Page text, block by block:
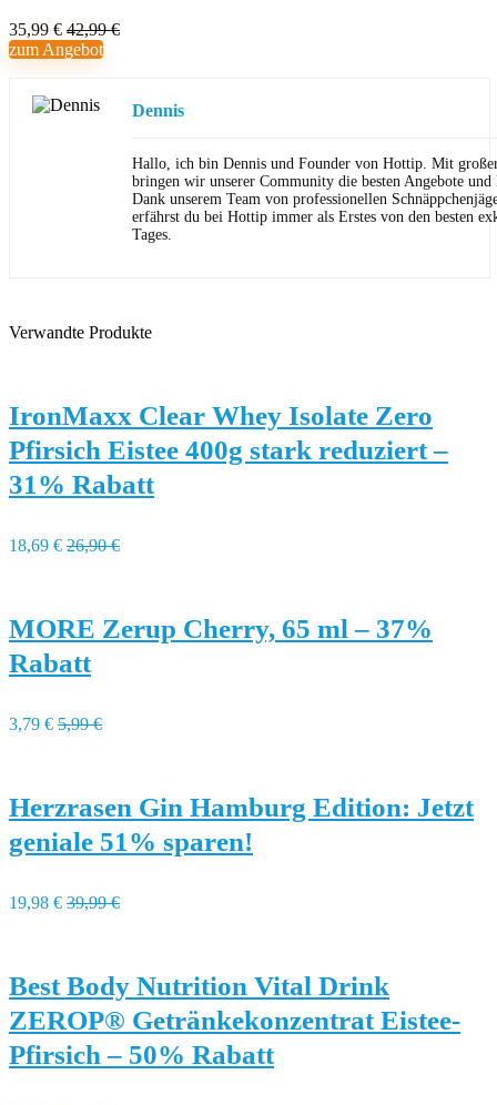
35,99 € 42,99 €
zum Angebot
Dennis
Hallo, ich bin Dennis und Founder von Hottip. Mit
bringen wir unserer Community die besten Angebote und
Dank unserem Team von professionellen
erfährst du bei Hottip immer als Erstes von den besten
Tages.
Verwandte Produkte
IronMaxx Clear Whey Isolate Zero
Pfirsich Eistee 400g stark reduziert –
31% Rabatt
18,69 € 26,90 €
MORE Zerup Cherry, 65 ml – 37%
Rabatt
3,79 € 5,99 €
Herzrasen Gin Hamburg Edition: Jetzt
geniale 51% sparen!
19,98 € 39,99 €
Best Body Nutrition Vital Drink
ZEROP® Getränkekonzentrat Eistee-
Pfirsich – 50% Rabatt